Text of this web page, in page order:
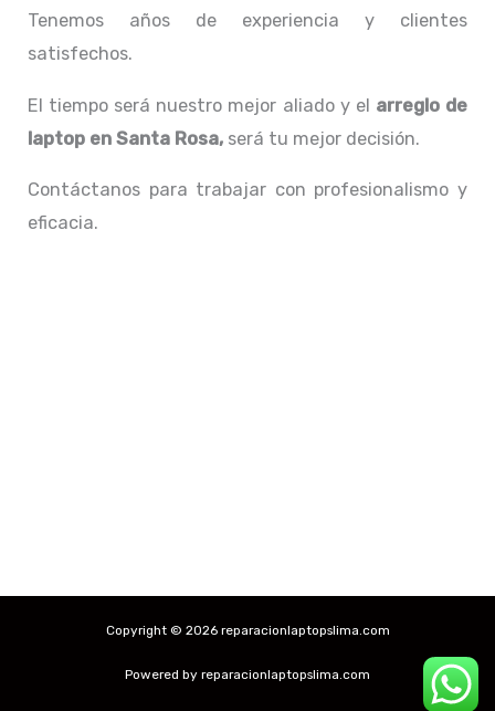
Tenemos años de experiencia y clientes
satisfechos.
El tiempo será nuestro mejor aliado y el arreglo de
laptop en Santa Rosa, será tu mejor decisión.
Contáctanos para trabajar con profesionalismo y
eficacia.
Copyright © 2026 reparacionlaptopslima.com
Powered by reparacionlaptopslima.com